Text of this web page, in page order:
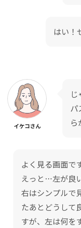
はい！
イケコさん
じ
パ
ら
よく見る画面で
えっと…左が良
右はシンプルで
たあとどうして
すが、左は何を